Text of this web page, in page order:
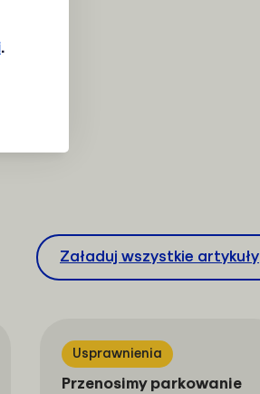
.
Załaduj wszystkie artykuły
Usprawnienia
Przenosimy parkowanie